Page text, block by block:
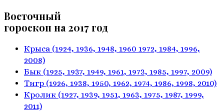
Восточный
гороскоп на 2017 год
Крыса (1924, 1936, 1948, 1960 1972, 1984, 1996,
2008)
Бык (1925, 1937, 1949, 1961, 1973, 1985, 1997, 2009)
Тигр (1926, 1938, 1950, 1962, 1974, 1986, 1998, 2010)
Кролик (1927, 1939, 1951, 1963, 1975, 1987, 1999,
2011)